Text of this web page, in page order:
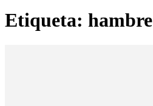
Etiqueta: hambre